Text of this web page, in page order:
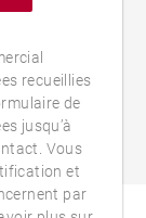
recueillies
de
jusqu’à
Vous
et
par